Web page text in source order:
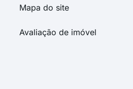
Mapa do site
Avaliação de imóvel